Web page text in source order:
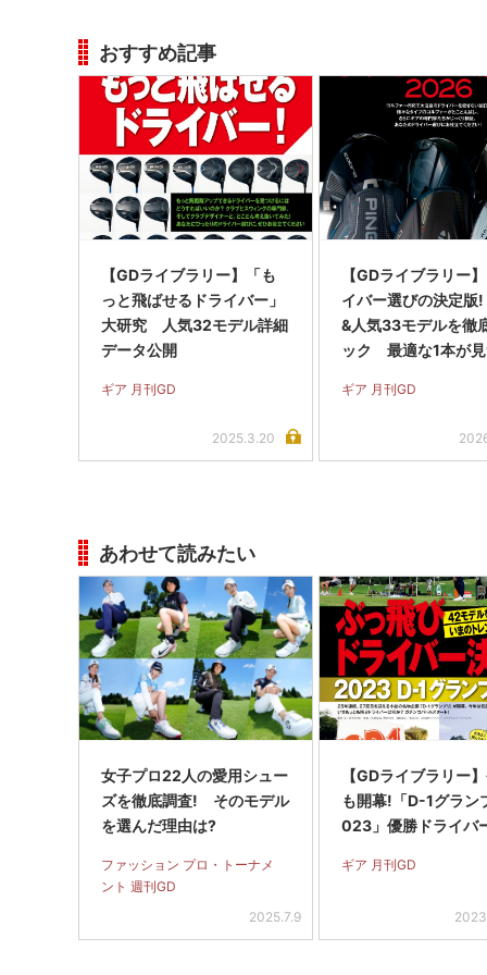
おすすめ記事
【GDライブラリー】「も
っと飛ばせるドライバー」
大研究 人気32モデル詳細
データ公開
ギア 月刊GD
2025.3.20
【GDライブラリー
イバー選びの決定
&人気33モデルを徹
ック 最適な1本が
ギア 月刊GD
あわせて読みたい
女子プロ22人の愛用シュー
ズを徹底調査! そのモデル
を選んだ理由は?
ファッション プロ・トーナメ
ント 週刊GD
2025.7.9
【GDライブラリー
も開幕!「D-1グラン
023」優勝ドライバ
ギア 月刊GD